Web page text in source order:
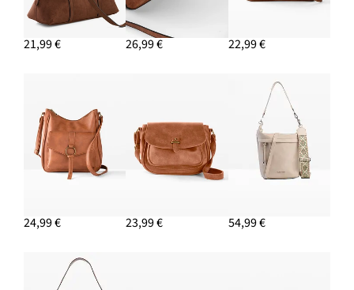
21,99 € 26,99 € 22,99 €
24,99 € 23,99 € 54,99 €